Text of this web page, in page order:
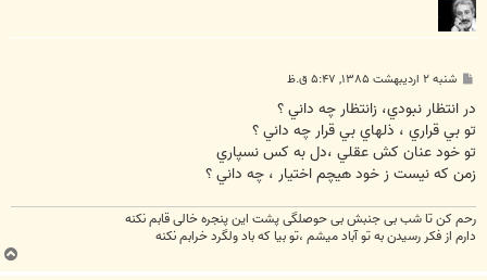
پ
ت
شنبه ۲ اردیبهشت ۱۳۸۵, ۵:۴۷ ق.ظ
در انتظار نبودي، زانتظار چه داني ؟
تو بي قراري ، ذلهاي بي قرار چه داني ؟
تو خود عنان كش عقلي ،دل به كس نسپاري
زمن كه نيست ز خود هيچم اختيار ، چه داني ؟
رحم کن تا شب بی جنبش بی حوصلگی پشت این پنجره خالی قابم نکنه
دارم از فکر رسیدن به تو آباد میشم ،تو بیا که باد ولگرد خرابم نکنه
ب
ا